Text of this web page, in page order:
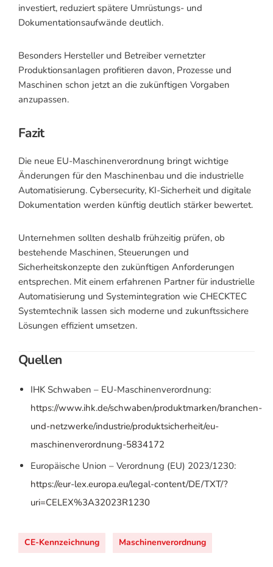
investiert, reduziert spätere Umrüstungs- und
Dokumentationsaufwände deutlich.
Besonders Hersteller und Betreiber vernetzter
Produktionsanlagen profitieren davon, Prozesse und
Maschinen schon jetzt an die zukünftigen Vorgaben
anzupassen.
Fazit
Die neue EU-Maschinenverordnung bringt wichtige
Änderungen für den Maschinenbau und die industrielle
Automatisierung. Cybersecurity, KI-Sicherheit und digitale
Dokumentation werden künftig deutlich stärker bewertet.
Unternehmen sollten deshalb frühzeitig prüfen, ob
bestehende Maschinen, Steuerungen und
Sicherheitskonzepte den zukünftigen Anforderungen
entsprechen. Mit einem erfahrenen Partner für industrielle
Automatisierung und Systemintegration wie CHECKTEC
Systemtechnik lassen sich moderne und zukunftssichere
Lösungen effizient umsetzen.
Quellen
IHK Schwaben – EU-Maschinenverordnung:
https://www.ihk.de/schwaben/produktmarken/branchen-
und-netzwerke/industrie/produktsicherheit/eu-
maschinenverordnung-5834172
Europäische Union – Verordnung (EU) 2023/1230:
https://eur-lex.europa.eu/legal-content/DE/TXT/?
uri=CELEX%3A32023R1230
CE-Kennzeichnung Maschinenverordnung